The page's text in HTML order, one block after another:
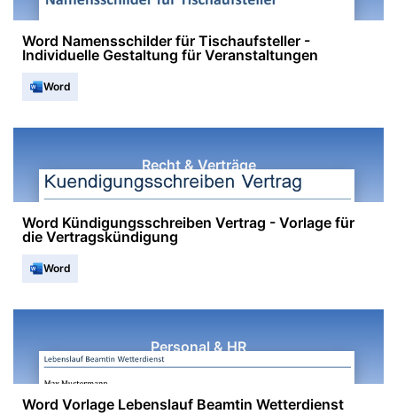
Word Namensschilder für Tischaufsteller -
Individuelle Gestaltung für Veranstaltungen
Word
Recht & Verträge
Word Kündigungsschreiben Vertrag - Vorlage für
die Vertragskündigung
Word
Personal & HR
Word Vorlage Lebenslauf Beamtin Wetterdienst